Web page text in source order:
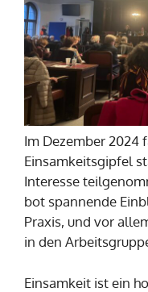
Im Dezember 2024
Einsamkeitsgipfel
Interesse
bot spannende
Praxis, und vor
in den
Einsamkeit ist ein